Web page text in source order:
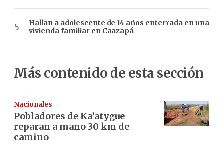
Hallan a adolescente de 14 años enterrada en una
vivienda familiar en Caazapá
Más contenido de esta sección
Nacionales
Pobladores de Ka’atygue
reparan a mano 30 km de
camino